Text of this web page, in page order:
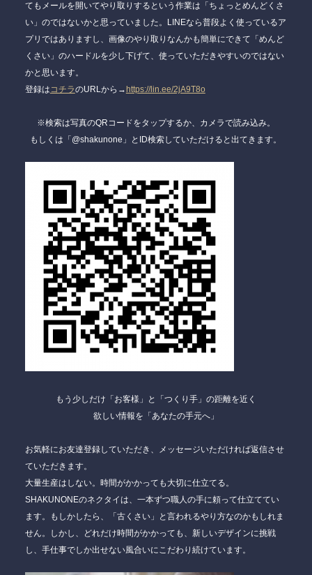
てもメールを開いてやり取りするという作業は「ちょっとめんどくさ
い」のではないかと思っていました。LINEなら普段よく使っているア
プリではありますし、画像のやり取りなんかも簡単にできて「めんど
くさい」のハードルを少し下げて、使っていただきやすいのではない
かと思います。
登録は コチラのURLから→ https://lin.ee/2jA9T8o
※検索は写真のQRコードをタップするか、カメラで読み込み。
もしくは「@shakunone」とID検索していただけると出てきます。
もう少しだけ「お客様」と「つくり手」の距離を近く
欲しい情報を「あなたの手元へ」
お気軽にお友達登録していただき、メッセージいただければ返信させ
ていただきます。
大量生産はしない。時間がかかっても大切に仕立てる。
SHAKUNONEのネクタイは、一本ずつ職人の手に頼って仕立ててい
ます。もしかしたら、「古くさい」と言われるやり方なのかもしれま
せん。しかし、どれだけ時間がかかっても、新しいデザインに挑戦
し、手仕事でしか出せない風合いにこだわり続けています。